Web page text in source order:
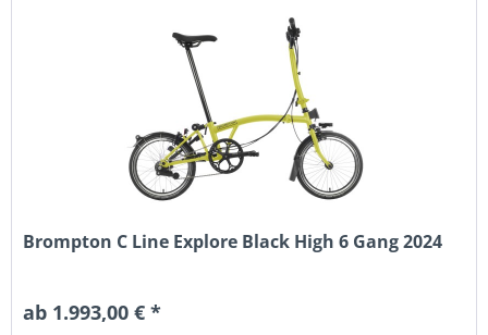
Brompton C Line Explore Black High 6 Gang 2024
ab 1.993,00 € *